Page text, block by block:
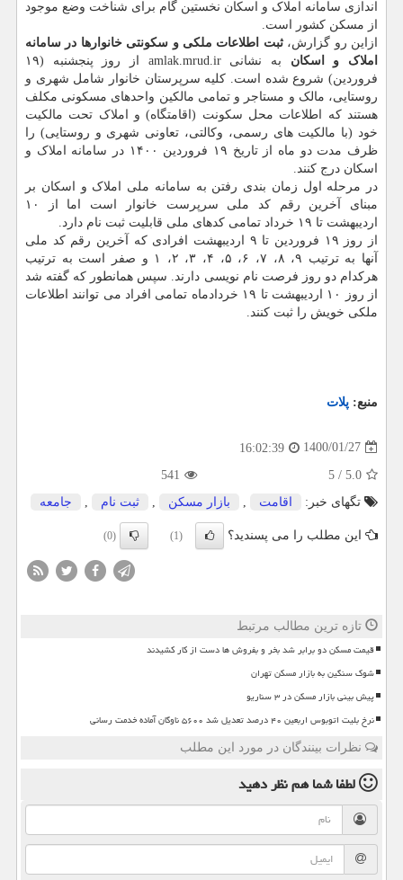
اندازی سامانه املاک و اسکان نخستین گام برای شناخت وضع موجود
از مسکن کشور است.
ازاین رو گزارش،ثبت اطلاعات ملکی و سکونتی خانوارها در سامانه
املاک و اسکان
به نشانی amlak.mrud.ir از روز پنجشنبه (۱۹
فروردین) شروع شده است. کلیه سرپرستان خانوار شامل شهری و
روستایی، مالک و مستاجر و تمامی مالکین واحدهای مسکونی مکلف
هستند که اطلاعات محل سکونت (اقامتگاه) و املاک تحت مالکیت
خود (با مالکیت های رسمی، وکالتی، تعاونی شهری و روستایی) را
ظرف مدت دو ماه از تاریخ ۱۹ فروردین ۱۴۰۰ در سامانه املاک و
اسکان درج کنند.
در مرحله اول زمان بندی رفتن به سامانه ملی املاک و اسکان بر
مبنای آخرین رقم کد ملی سرپرست خانوار است اما از ۱۰
اردیبهشت تا ۱۹ خرداد تمامی کدهای ملی قابلیت ثبت نام دارد.
از روز ۱۹ فروردین تا ۹ اردیبهشت افرادی که آخرین رقم کد ملی
آنها به ترتیب ۹، ۸، ۷، ۶، ۵، ۴، ۳، ۲، ۱ و صفر است به ترتیب
هرکدام دو روز فرصت نام نویسی دارند. سپس همانطور که گفته شد
از روز ۱۰ اردیبهشت تا ۱۹ خردادماه تمامی افراد می توانند اطلاعات
ملکی خویش را ثبت کنند.
منبع: پلات
1400/01/27
16:02:39
5.0
/
5
541
تگهای خبر:
اقامت بازار مسكن ثبت نام جامعه
این مطلب را می پسندید؟ (1)
(0)
تازه ترین مطالب مرتبط
قیمت مسکن دو برابر شد بخر و بفروش ها دست از کار کشیدند
شوک سنگین به بازار مسکن تهران
پیش بینی بازار مسکن در ۳ سناریو
نرخ بلیت اتوبوس اربعین ۴۰ درصد تعدیل شد ۵۶۰۰ ناوگان آماده خدمت رسانی
نظرات بینندگان در مورد این مطلب
لطفا شما همنظر دهید